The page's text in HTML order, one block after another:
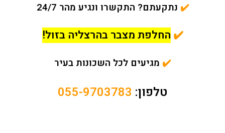
✔️ נתקעתם? התקשרו ונגיע מהר 24/7
✔️ החלפת מצבר בהרצליה בזול!
✔️ מגיעים לכל השכונות בעיר
טלפון: 055-9703783